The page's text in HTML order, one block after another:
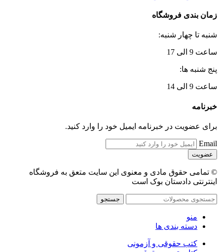
زمان بندی فروشگاه
شنبه تا چهار شنبه:
ساعت 9 الی 17
پنج شنبه ها:
ساعت 9 الی 14
خبرنامه
برای عضویت در خبرنامه ایمیل خود را وارد کنید.
Email
© تمامی حقوق مادی و معنوی این سایت متعق به فروشگاه
اینترنتی دادستان بوک است
جستجو
منو
دسته بندی ها
کتب حقوقی و آزمونی